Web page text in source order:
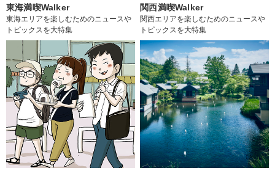
東海満喫Walker
東海エリアを楽しむためのニュースや
トピックスを大特集
関西満喫Walker
関西エリアを楽しむためのニュースや
トピックスを大特集